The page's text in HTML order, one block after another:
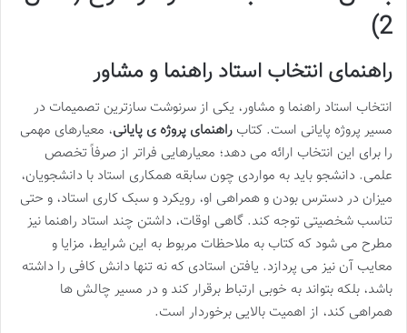
2)
راهنمای انتخاب استاد راهنما و مشاور
انتخاب استاد راهنما و مشاور، یکی از سرنوشت سازترین تصمیمات در
مسیر پروژه پایانی است. کتاب راهنمای پروژه ی پایانی، معیارهای مهمی
را برای این انتخاب ارائه می دهد؛ معیارهایی فراتر از صرفاً تخصص
علمی. دانشجو باید به مواردی چون سابقه همکاری استاد با دانشجویان،
میزان در دسترس بودن و همراهی او، رویکرد و سبک کاری استاد، و حتی
تناسب شخصیتی توجه کند. گاهی اوقات، داشتن چند استاد راهنما نیز
مطرح می شود که کتاب به ملاحظات مربوط به این شرایط، مزایا و
معایب آن نیز می پردازد. یافتن استادی که نه تنها دانش کافی را داشته
باشد، بلکه بتواند به خوبی ارتباط برقرار کند و در مسیر چالش ها
همراهی کند، از اهمیت بالایی برخوردار است.